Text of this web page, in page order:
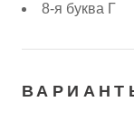
8-я буква Г